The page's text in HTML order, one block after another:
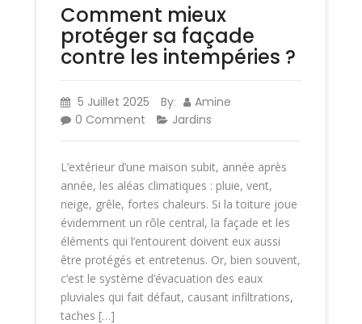
Comment mieux
protéger sa façade
contre les intempéries ?
5 Juillet 2025 By:
Amine
0 Comment
Jardins
L’extérieur d’une maison subit, année après
année, les aléas climatiques : pluie, vent,
neige, grêle, fortes chaleurs. Si la toiture joue
évidemment un rôle central, la façade et les
éléments qui l’entourent doivent eux aussi
être protégés et entretenus. Or, bien souvent,
c’est le système d’évacuation des eaux
pluviales qui fait défaut, causant infiltrations,
taches […]